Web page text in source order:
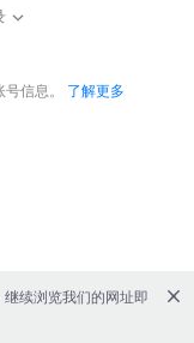
信息。 了解更多
续浏览我们的网址即